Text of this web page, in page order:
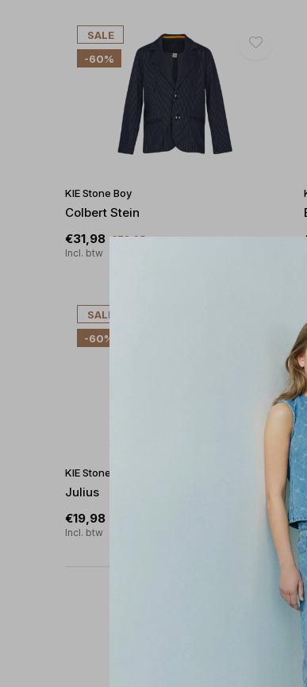
SALE
-60%
KIE Stone Boy
Colbert Stein
€31,98 €79,95
Incl. btw
SALE
-60%
KIE Stone Boy
Julius
€19,98
Incl. btw